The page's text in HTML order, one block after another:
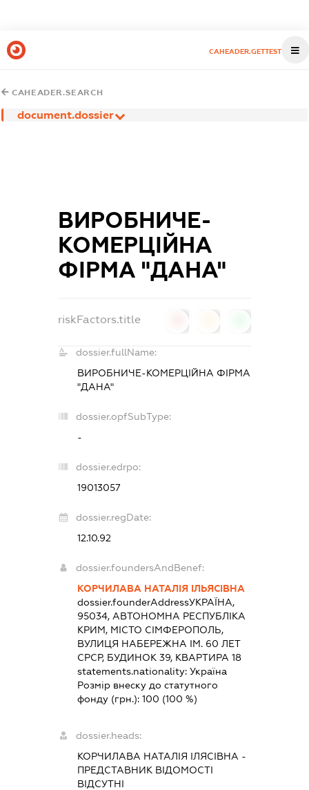
CAHEADER.GETTEST
CAHEADER.SEARCH
document.dossier
ВИРОБНИЧЕ-
КОМЕРЦІЙНА
ФІРМА "ДАНА"
riskFactors.title
dossier.fullName:
ВИРОБНИЧЕ-КОМЕРЦІЙНА ФІРМА
"ДАНА"
dossier.opfSubType:
-
dossier.edrpo:
19013057
dossier.regDate:
12.10.92
dossier.foundersAndBenef:
КОРЧИЛАВА НАТАЛІЯ ІЛЬЯСІВНА
dossier.founderAddressУКРАЇНА,
95034, АВТОНОМНА РЕСПУБЛІКА
КРИМ, МІСТО СІМФЕРОПОЛЬ,
ВУЛИЦЯ НАБЕРЕЖНА ІМ. 60 ЛЕТ
СРСР, БУДИНОК 39, КВАРТИРА 18
statements.nationality: Україна
Розмір внеску до статутного
фонду (грн.): 100 (100 %)
dossier.heads:
КОРЧИЛАВА НАТАЛІЯ ІЛЯСІВНА -
ПРЕДСТАВНИК ВІДОМОСТІ
ВІДСУТНІ